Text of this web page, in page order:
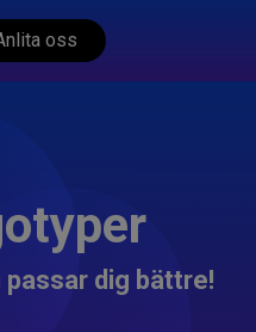
oss
passar dig bättre!